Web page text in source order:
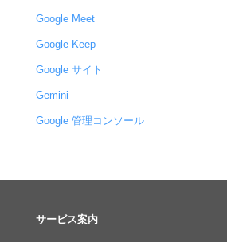
Google Meet
Google Keep
Google サイト
Gemini
Google 管理コンソール
サービス案内